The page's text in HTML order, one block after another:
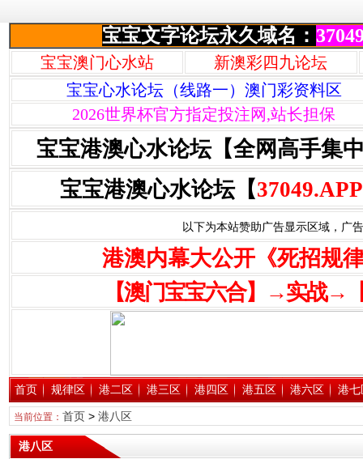
宝宝文字论坛永久域名：
宝宝澳门心水站
新澳彩四九论坛
宝宝心水论坛（线路一）澳门彩资料区
2026世界杯官方指定投注网,站长担保
宝宝港澳心水论坛【全网高手集
宝宝港澳心水论坛【37049.APP
以下为本站赞助广告显示区域，广
港澳内幕大公开《死招规
【澳门宝宝六合】→实战→
首页 规律区 港二区 港三区 港四区 港五区 港六区 港七
当前位置： 首页> 港八区
港八区